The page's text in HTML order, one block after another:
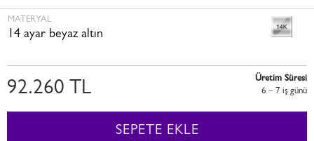
MATERYAL
14 ayar beyaz altın
92.260 TL
Üretim Süresi
6 – 7 i̇ş günü
SEPETE EKLE